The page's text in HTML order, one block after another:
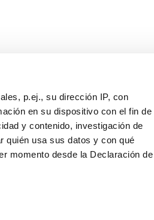
p.ej., su dirección IP, con
en su dispositivo con el fin de
y contenido, investigación de
quién usa sus datos y con qué
momento desde la Declaración de